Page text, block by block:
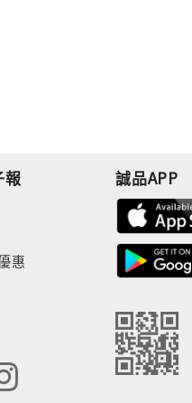
報
惠
誠品APP